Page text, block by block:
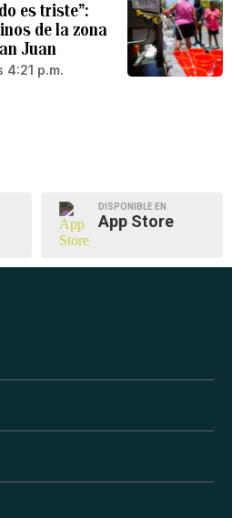
es triste”:
de la zona
Juan
p.m.
DISPONIBLE EN
App Store